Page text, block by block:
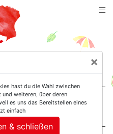
Not Girls.
×
hast du die Wahl zwischen
und weiteren, über deren
es uns das Bereitstellen eines
einfach
& schließen